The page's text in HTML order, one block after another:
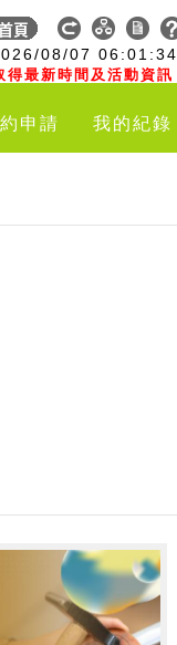
08/07 06:01:34
最新時間及活動資訊
申請 我的紀錄